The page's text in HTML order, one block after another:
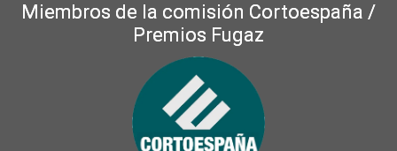
Miembros de la comisión Cortoespaña /
Premios Fugaz